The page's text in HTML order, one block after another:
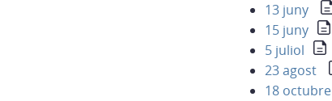
13 juny
15 juny
5 juliol
23 agost
18 octubre